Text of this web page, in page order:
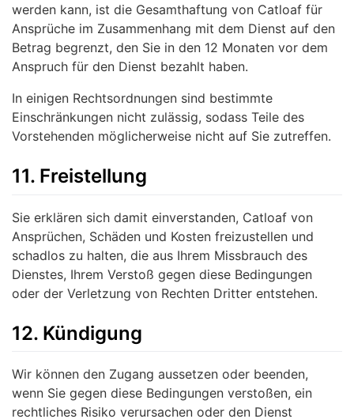
werden kann, ist die Gesamthaftung von Catloaf für
Ansprüche im Zusammenhang mit dem Dienst auf den
Betrag begrenzt, den Sie in den 12 Monaten vor dem
Anspruch für den Dienst bezahlt haben.
In einigen Rechtsordnungen sind bestimmte
Einschränkungen nicht zulässig, sodass Teile des
Vorstehenden möglicherweise nicht auf Sie zutreffen.
11. Freistellung
Sie erklären sich damit einverstanden, Catloaf von
Ansprüchen, Schäden und Kosten freizustellen und
schadlos zu halten, die aus Ihrem Missbrauch des
Dienstes, Ihrem Verstoß gegen diese Bedingungen
oder der Verletzung von Rechten Dritter entstehen.
12. Kündigung
Wir können den Zugang aussetzen oder beenden,
wenn Sie gegen diese Bedingungen verstoßen, ein
rechtliches Risiko verursachen oder den Dienst